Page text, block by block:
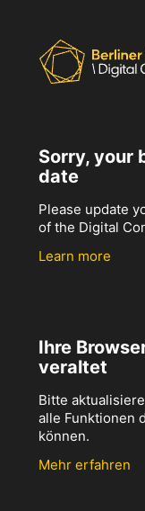
Sorry, your
date
Please update
of the Digital
Learn more
Ihre
veraltet
Bitte
alle Funktionen
können.
Mehr erfahren